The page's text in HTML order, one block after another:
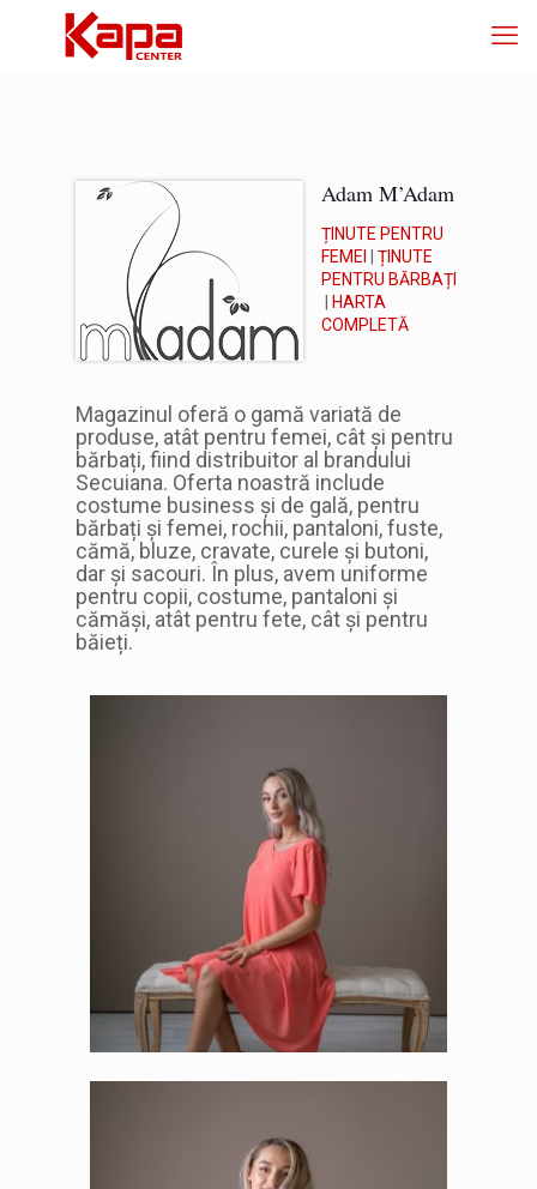
Adam M’Adam
ȚINUTE PENTRU
FEMEI
ȚINUTE
PENTRU BĂRBAȚI
HARTA
COMPLETĂ
Magazinul oferă o gamă variată de
produse, atât pentru femei, cât și pentru
bărbați, fiind distribuitor al brandului
Secuiana. Oferta noastră include
costume business și de gală, pentru
bărbați și femei, rochii, pantaloni, fuste,
cămă, bluze, cravate, curele și butoni,
dar și sacouri. În plus, avem uniforme
pentru copii, costume, pantaloni și
cămăși, atât pentru fete, cât și pentru
băieți.